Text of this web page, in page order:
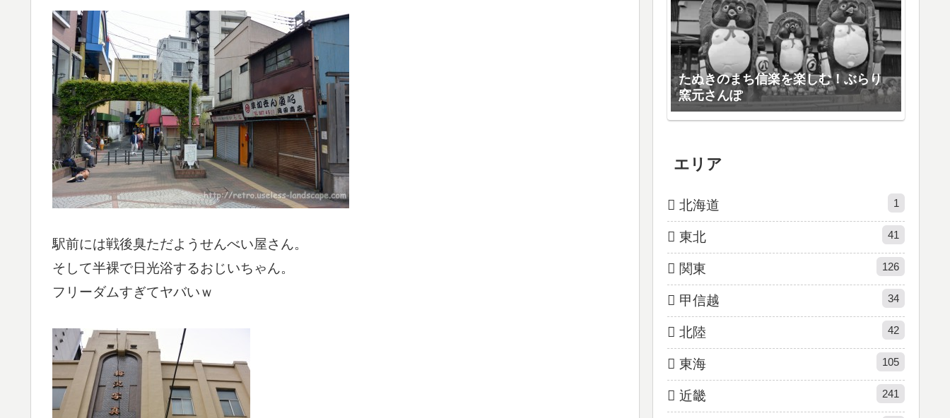
駅前には戦後臭ただようせんべい屋さん。
そして半裸で日光浴するおじいちゃん。
フリーダムすぎてヤバいｗ
たぬきのまち信楽を楽しむ！ぶらり
窯元さんぽ
エリア
北海道 1
東北 41
関東 126
甲信越 34
北陸 42
東海 105
近畿 241